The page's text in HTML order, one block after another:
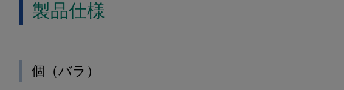
製品仕様
個（バラ）